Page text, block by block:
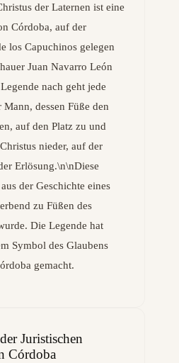
der Laternen ist eine
Córdoba, auf der
los Capuchinos gelegen
Juan Navarro León
nach geht jede
dessen Füße den
auf den Platz zu und
nieder, auf der
Erlösung.\n\nDiese
der Geschichte eines
zu Füßen des
Die Legende hat
Symbol des Glaubens
gemacht.
Juristischen
Córdoba